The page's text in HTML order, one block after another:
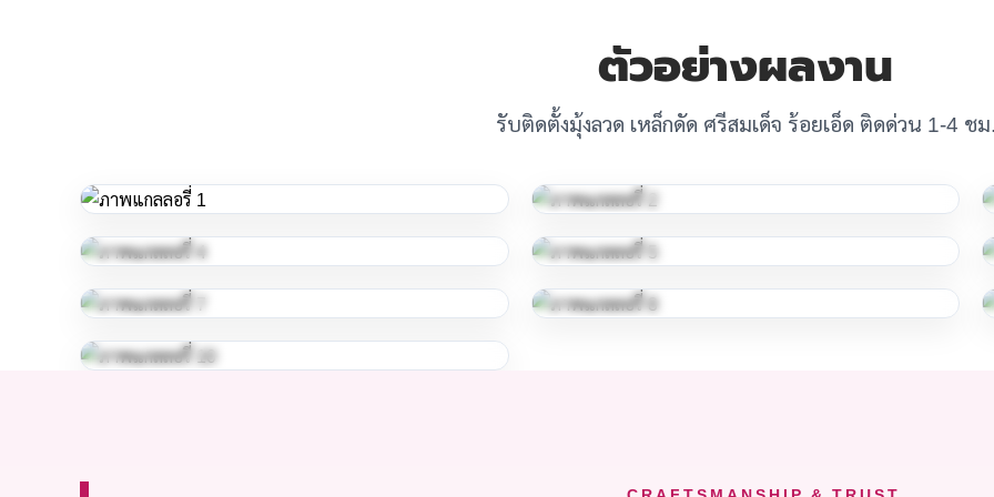
ตัวอย่างผลงาน
รับติดตั้งมุ้งลวด เหล็กดัด ศรีสมเด็จ ร้อยเอ็ด ติดด่วน 1-4 ช